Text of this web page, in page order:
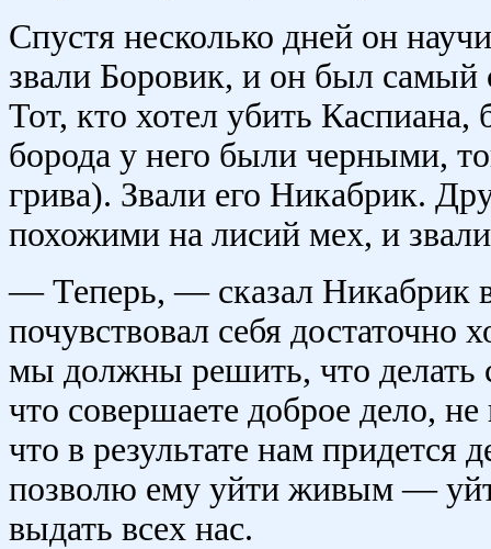
Спустя несколько дней он
звали Боровик, и он был
Тот, кто хотел убить
борода у него были черными,
грива). Звали его Никабрик.
похожими на лисий мех, и
— Теперь, — сказал Никабрик
почувствовал себя
мы должны решить, что делать
что совершаете доброе дело,
что в результате нам
позволю ему уйти живым —
выдать всех нас.